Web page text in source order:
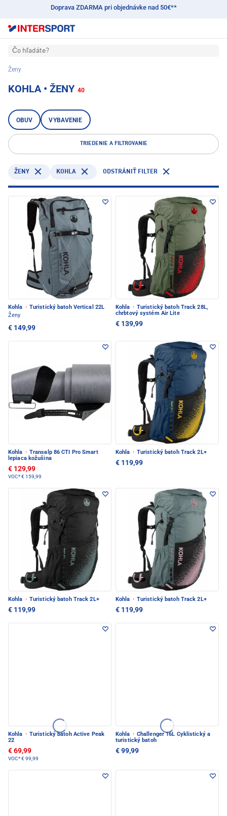
Doprava ZDARMA pri objednávke nad 50€**
Čo hľadáte?
Ženy
KOHLA • ŽENY 40
OBUV VYBAVENIE
TRIEDENIE A FILTROVANIE
ŽENY KOHLA ODSTRÁNIŤ FILTER
Kohla · Turistický batoh Vertical 22L
Ženy
€ 149,99
Kohla · Turistický batoh Track 28L,
chrbtový systém Air Lite
€ 139,99
Kohla · Transalp 86 CTI Pro Smart
lepiaca kožušina
€ 129,99
VOC*€ 159,99
Kohla · Turistický batoh Track 2L+
€ 119,99
Kohla · Turistický batoh Track 2L+
€ 119,99
Kohla · Turistický batoh Track 2L+
€ 119,99
Kohla · Turistický batoh Active Peak
22
€ 69,99
VOC*€ 99,99
Kohla · Challenger 16L Cyklistický a
turistický batoh
€ 99,99